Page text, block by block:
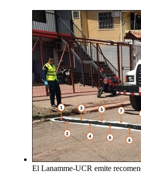
El Lanamme-UCR emite